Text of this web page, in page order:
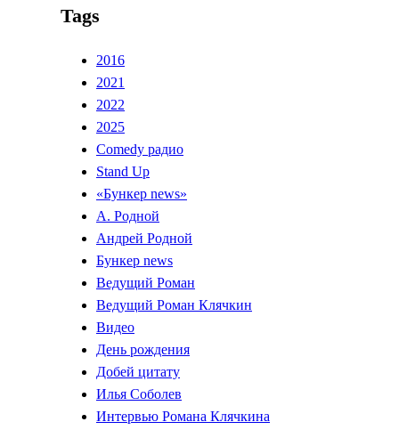
Tags
2016
2021
2022
2025
Comedy радио
Stand Up
«Бункер news»
А. Родной
Андрей Родной
Бункер news
Ведущий Роман
Ведущий Роман Клячкин
Видео
День рождения
Добей цитату
Илья Соболев
Интервью Романа Клячкина